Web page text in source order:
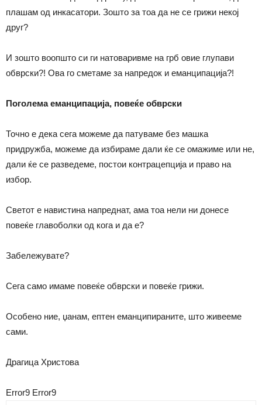
плашам од инкасатори. Зошто за тоа да не се грижи некој
друг?
И зошто воопшто си ги натоваривме на грб овие глупави
обврски?! Ова го сметаме за напредок и еманципација?!
Поголема еманципација, повеќе обврски
Точно е дека сега можеме да патуваме без машка
придружба, можеме да избираме дали ќе се омажиме или не,
дали ќе се разведеме, постои контрацепција и право на
избор.
Светот е навистина напреднат, ама тоа нели ни донесе
повеќе главоболки од кога и да е?
Забележувате?
Сега само имаме повеќе обврски и повеќе грижи.
Особено ние, џанам, ептен еманципираните, што живееме
сами.
Драгица Христова
Error9 Error9